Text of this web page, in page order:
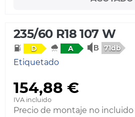
235/60 R18 107 W
D A 71db
Etiquetado
154,88 €
IVA incluido
Precio de montaje no incluido